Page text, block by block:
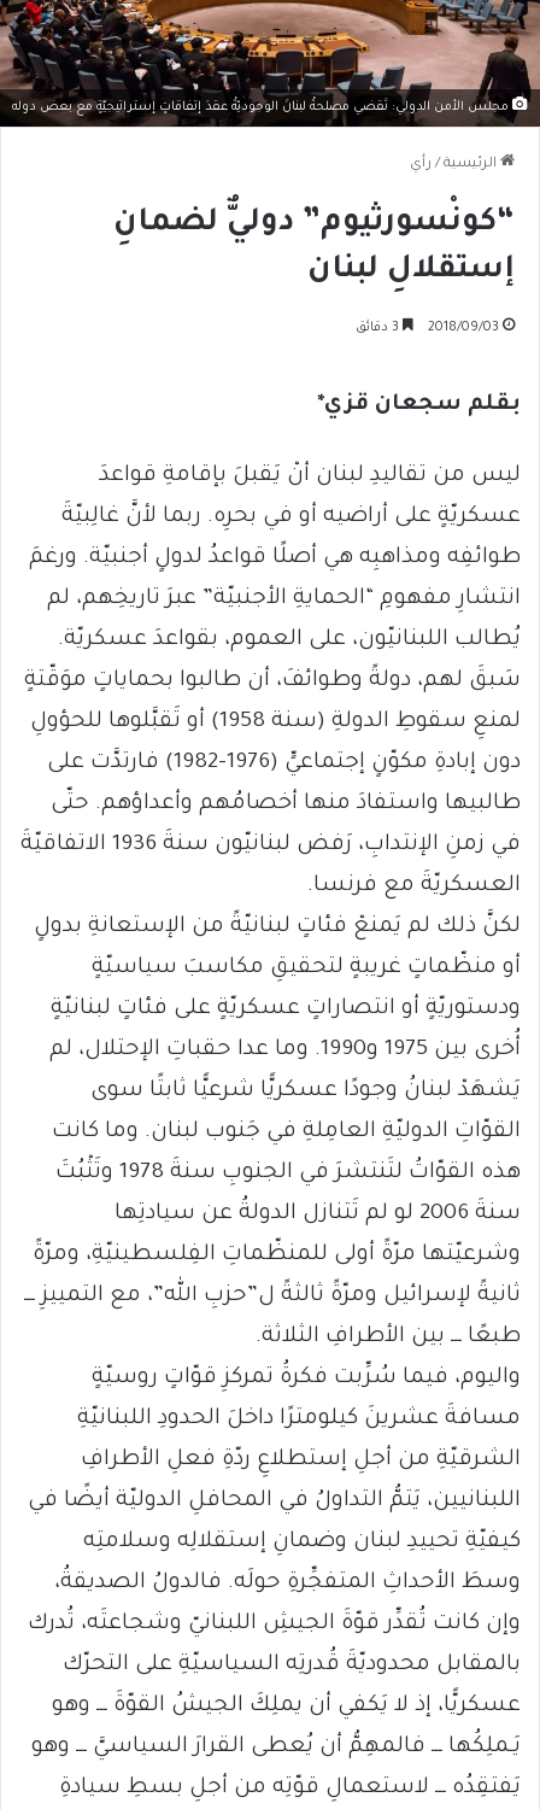
مجلس الأمن الدولي: تَقضي مصلحةُ لبنانَ الوجوديّةُ عقدَ إتفاقاتٍ إستراتيجيّةٍ مع بعض دوله
الرئيسية / رأي
“كونْسورثيوم” دوليٌّ لضمانِ
إستقلالِ لبنان
2018/09/03
بقلم سجعان قزي*
ليس من تقاليدِ لبنان أنْ يَقبلَ بإقامةِ قواعدَ
عسكريّةٍ على أراضيه أو في بحرِه. ربما لأنَّ غالِبيّةَ
طوائفِه ومذاهبِه هي أصلًا قواعدُ لدولٍ أجنبيّة. ورغمَ
انتشارِ مفهومِ “الحمايةِ الأجنبيّة” عبرَ تاريخِهم، لم
يُطالب اللبنانيّون، على العموم، بقواعدَ عسكريّة.
سَبقَ لهم، دولةً وطوائفَ، أن طالبوا بحماياتٍ موَقّتةٍ
لمنعِ سقوطِ الدولةِ (سنة 1958) أو تَقبَّلوها للحؤولِ
دون إبادةِ مكوّنٍ إجتماعيٍّ (1976-1982) فارتدَّت على
طالبيها واستفادَ منها أخصامُهم وأعداؤهم. حتّى
في زمنِ الإنتدابِ، رَفض لبنانيّون سنةَ 1936 الاتفاقيّةَ
العسكريّةَ مع فرنسا.
لكنَّ ذلك لم يَمنعْ فئاتٍ لبنانيّةً من الإستعانةِ بدولٍ
أو منظّماتٍ غريبةٍ لتحقيقِ مكاسبَ سياسيّةٍ
ودستوريّةٍ أو انتصاراتٍ عسكريّةٍ على فئاتٍ لبنانيّةٍ
أُخرى بين 1975 و1990. وما عدا حقباتِ الإحتلال، لم
يَشهَدْ لبنانُ وجودًا عسكريًّا شرعيًّا ثابتًا سوى
القوّاتِ الدوليّةِ العامِلةِ في جَنوب لبنان. وما كانت
هذه القوّاتُ لتَنتشرَ في الجنوبِ سنةَ 1978 وتَثْبُتَ
سنةَ 2006 لو لم تَتنازل الدولةُ عن سيادتِها
وشرعيّتها مرّةً أولى للمنظّماتِ الفِلسطينيّةِ، ومرّةً
ثانيةً لإسرائيل ومرّةً ثالثةً ل”حزبِ الله”، مع التمييزِ ـــ
طبعًا ـــ بين الأطرافِ الثلاثة.
واليوم، فيما سُرِّبت فكرةُ تمركزِ قوّاتٍ روسيّةٍ
مسافةَ عشرينَ كيلومترًا داخلَ الحدودِ اللبنانيّةِ
الشرقيّةِ من أجلِ إستطلاعِ ردّةِ فعلِ الأطرافِ
اللبنانيين، يَتمُّ التداولُ في المحافلِ الدوليّة أيضًا في
كيفيّةِ تحييدِ لبنان وضمانِ إستقلالِه وسلامتِه
وسطَ الأحداثِ المتفجِّرةِ حولَه. فالدولُ الصديقةُ،
وإن كانت تُقدِّر قوّةَ الجيشِ اللبنانيّ وشجاعتَه، تُدرك
بالمقابل محدوديّةَ قُدرتِه السياسيّةِ على التحرّك
عسكريًّا، إذ لا يَكفي أن يملِكَ الجيشُ القوّةَ ـــ وهو
يَـملِكُها ـــ فالمهِمُّ أن يُعطى القرارَ السياسيَّ ـــ وهو
يَفتقِدُه ـــ لاستعمالِ قوّتِه من أجلِ بسطِ سيادةِ